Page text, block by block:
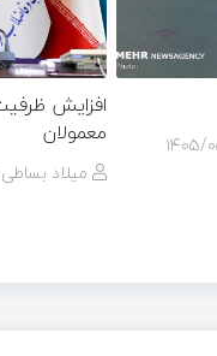
۰۵/۱۵
افزایش
معمولان
میلاد